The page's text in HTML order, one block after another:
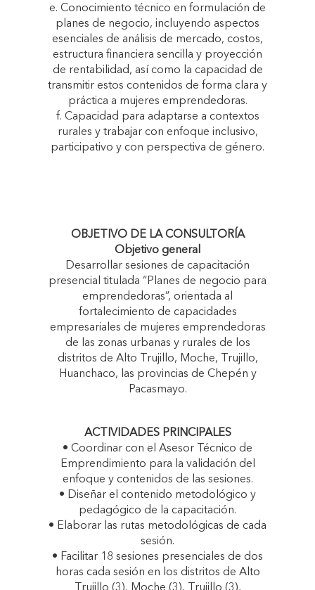
e. Conocimiento técnico en formulación de
planes de negocio, incluyendo aspectos
esenciales de análisis de mercado, costos,
estructura financiera sencilla y proyección
de rentabilidad, así como la capacidad de
transmitir estos contenidos de forma clara y
práctica a mujeres emprendedoras.
f. Capacidad para adaptarse a contextos
rurales y trabajar con enfoque inclusivo,
participativo y con perspectiva de género.
OBJETIVO DE LA CONSULTORÍA
Objetivo general
Desarrollar sesiones de capacitación
presencial titulada “Planes de negocio para
emprendedoras”, orientada al
fortalecimiento de capacidades
empresariales de mujeres emprendedoras
de las zonas urbanas y rurales de los
distritos de Alto Trujillo, Moche, Trujillo,
Huanchaco, las provincias de Chepén y
Pacasmayo.
ACTIVIDADES PRINCIPALES
• Coordinar con el Asesor Técnico de
Emprendimiento para la validación del
enfoque y contenidos de las sesiones.
• Diseñar el contenido metodológico y
pedagógico de la capacitación.
• Elaborar las rutas metodológicas de cada
sesión.
• Facilitar 18 sesiones presenciales de dos
horas cada sesión en los distritos de Alto